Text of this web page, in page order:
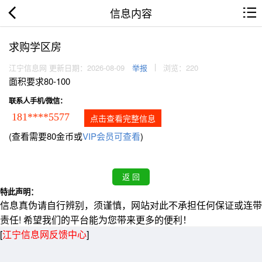
信息内容
求购学区房
江宁信息网 更新日期：2026-08-09 举报 浏览：220
面积要求80-100
联系人手机/微信：
181****5577 点击查看完整信息
(查看需要80金币或VIP会员可查看)
特此声明：
信息真伪请自行辨别，须谨慎，网站对此不承担任何保证或连带
责任! 希望我们的平台能为您带来更多的便利！
[江宁信息网反馈中心]